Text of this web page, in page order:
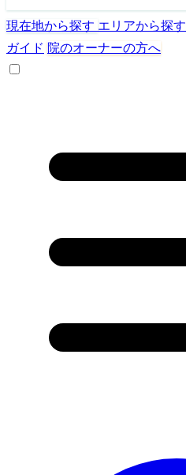
現在地から探す エリアから探す
ガイド 院のオーナーの方へ